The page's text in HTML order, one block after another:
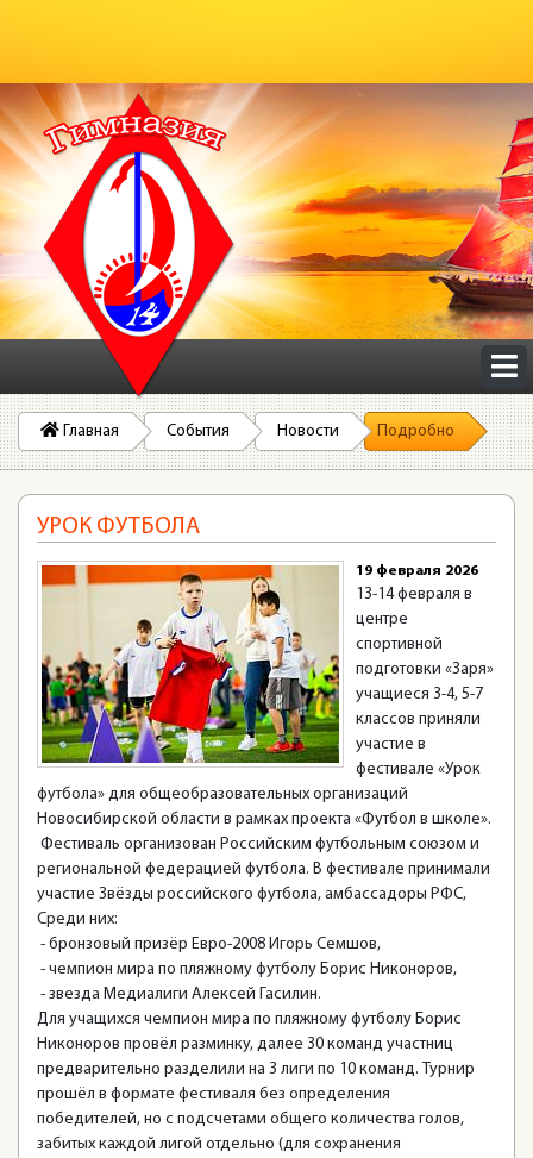
Главная События Новости Подробно
УРОК ФУТБОЛА
19 февраля 2026
13-14 февраля в
центре
спортивной
подготовки «Заря»
учащиеся 3-4, 5-7
классов приняли
участие в
фестивале «Урок
футбола» для общеобразовательных организаций
Новосибирской области в рамках проекта «Футбол в школе».
Фестиваль организован Российским футбольным союзом и
региональной федерацией футбола. В фестивале принимали
участие Звёзды российского футбола, амбассадоры РФС,
Среди них:
- бронзовый призёр Евро-2008 Игорь Семшов,
- чемпион мира по пляжному футболу Борис Никоноров,
- звезда Медиалиги Алексей Гасилин.
Для учащихся чемпион мира по пляжному футболу Борис
Никоноров провёл разминку, далее 30 команд участниц
предварительно разделили на 3 лиги по 10 команд. Турнир
прошёл в формате фестиваля без определения
победителей, но с подсчетами общего количества голов,
забитых каждой лигой отдельно (для сохранения